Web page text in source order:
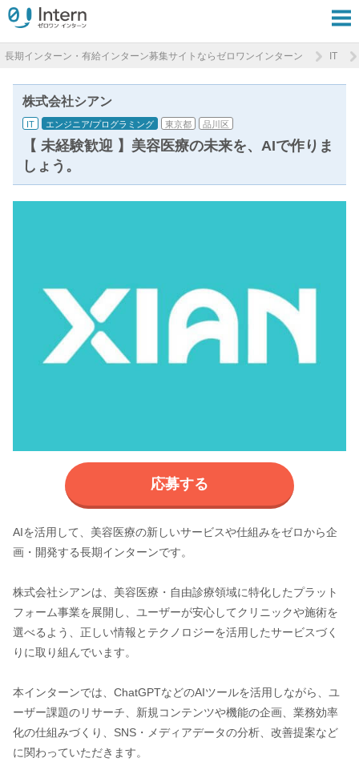
長期インターン・有給インターン募集サイトならゼロワンインターン IT
株式会社シアン
IT エンジニア/プログラミング 東京都 品川区
【 未経験歓迎 】美容医療の未来を、AIで作りま
しょう。
応募する
AIを活用して、美容医療の新しいサービスや仕組みをゼロから企
画・開発する長期インターンです。
株式会社シアンは、美容医療・自由診療領域に特化したプラット
フォーム事業を展開し、ユーザーが安心してクリニックや施術を
選べるよう、正しい情報とテクノロジーを活用したサービスづく
りに取り組んでいます。
本インターンでは、ChatGPTなどのAIツールを活用しながら、ユ
ーザー課題のリサーチ、新規コンテンツや機能の企画、業務効率
化の仕組みづくり、SNS・メディアデータの分析、改善提案など
に関わっていただきます。